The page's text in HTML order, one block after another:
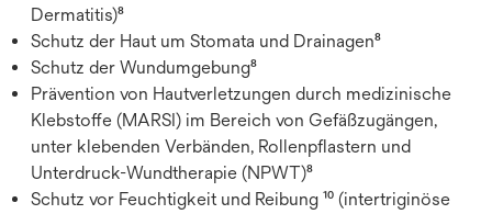
Dermatitis)⁸
Schutz der Haut um Stomata und Drainagen⁸
Schutz der Wundumgebung⁸
Prävention von Hautverletzungen durch medizinische
Klebstoffe (MARSI) im Bereich von Gefäßzugängen,
unter klebenden Verbänden, Rollenpflastern und
Unterdruck-Wundtherapie (NPWT)⁸
Schutz vor Feuchtigkeit und Reibung ¹⁰ (intertriginöse